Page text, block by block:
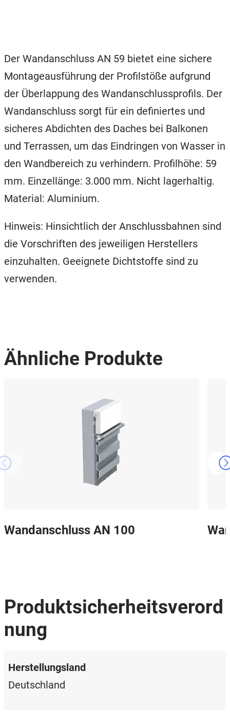
Der Wandanschluss AN 59 bietet eine sichere
Montageausführung der Profilstöße aufgrund
der Überlappung des Wandanschlussprofils. Der
Wandanschluss sorgt für ein definiertes und
sicheres Abdichten des Daches bei Balkonen
und Terrassen, um das Eindringen von Wasser in
den Wandbereich zu verhindern. Profilhöhe: 59
mm. Einzellänge: 3.000 mm. Nicht lagerhaltig.
Material: Aluminium.
Hinweis: Hinsichtlich der Anschlussbahnen sind
die Vorschriften des jeweiligen Herstellers
einzuhalten. Geeignete Dichtstoffe sind zu
verwenden.
Ähnliche Produkte
Wandanschluss AN 100
Produktsicherheitsverord
nung
Herstellungsland
Deutschland